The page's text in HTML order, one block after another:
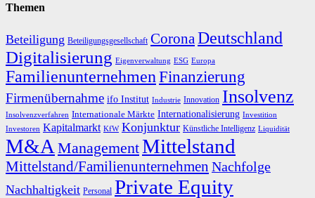
Themen
Beteiligung Beteiligungsgesellschaft CoronaDeutschland
Digitalisierung Eigenverwaltung ESG Europa
Familienunternehmen Finanzierung
Firmenübernahme ifo Institut Industrie Innovation Insolvenz
Insolvenzverfahren Internationale Märkte Internationalisierung Investition
Investoren Kapitalmarkt KfW Konjunktur Künstliche Intelligenz Liquidität
M&A ManagementMittelstand
Mittelstand/Familienunternehmen Nachfolge
Nachhaltigkeit Personal Private Equity